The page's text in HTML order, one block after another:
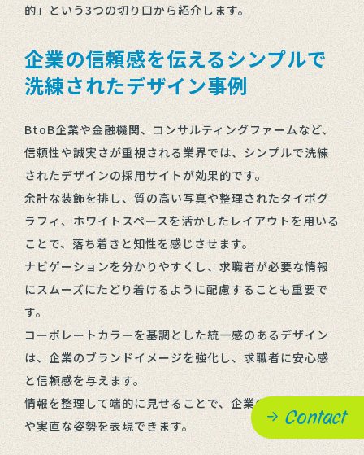
Contact
的」という3つの切り口から紹介します。
企業の信頼感を伝えるシンプルで
洗練されたデザイン事例
BtoB企業や金融機関、コンサルティングファームなど、
信頼性や誠実さが重視される業界では、シンプルで洗練
されたデザインの採用サイトが効果的です。
余計な装飾を排し、質の高い写真や整理されたタイポグ
ラフィ、ホワイトスペースを活かしたレイアウトを用いる
ことで、落ち着きと知性を感じさせます。
ナビゲーションを分かりやすくし、求職者が必要な情報
にスムーズにたどり着けるように配慮することも重要で
す。
コーポレートカラーを基調とした統一感のあるデザイン
は、企業のブランドイメージを強化し、求職者に安心感
と信頼感を与えます。
情報を整理して端的に見せることで、企業の持つ専門性
や実直な姿勢を表現できます。